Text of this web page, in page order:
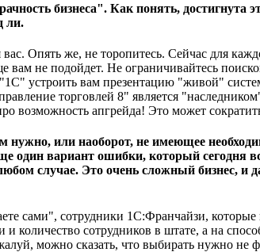
бизнеса". Как понять, достигнута
ли.
Опять же, не торопитесь. Сейчас для
не подойдет. Не ограничивайтесь
устроить вам презентацию "живой"
торговлей 8" является
возможность апгрейда! Это может
или наоборот, не имеющее
один вариант ошибки, который сегодня
случае. Это очень сложный бизнес,
сами", сотрудники 1С:Франчайзи, которые
количество сотрудников в штате, а на
можно сказать, что выбирать нужно не